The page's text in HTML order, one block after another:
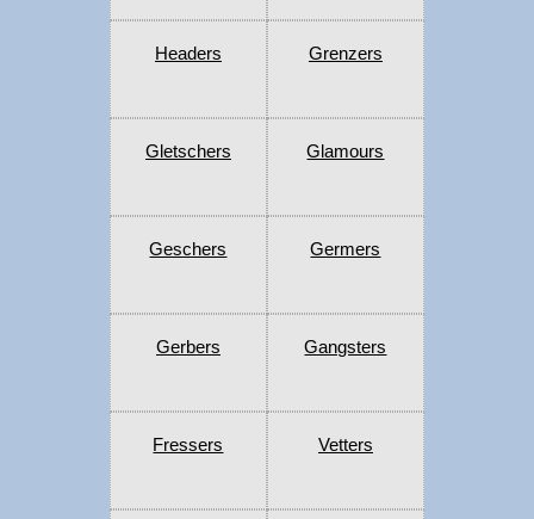
Headers Grenzers
Gletschers Glamours
Geschers Germers
Gerbers Gangsters
Fressers Vetters